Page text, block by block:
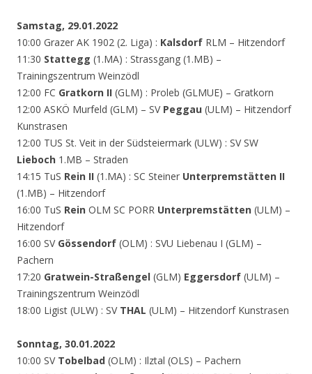
Samstag, 29.01.2022
10:00 Grazer AK 1902 (2. Liga) : Kalsdorf RLM – Hitzendorf
11:30 Stattegg (1.MA) : Strassgang (1.MB) –
Trainingszentrum Weinzödl
12:00 FC Gratkorn II (GLM) : Proleb (GLMUE) – Gratkorn
12:00 ASKÖ Murfeld (GLM) – SV Peggau (ULM) – Hitzendorf
Kunstrasen
12:00 TUS St. Veit in der Südsteiermark (ULW) : SV SW
Lieboch 1.MB – Straden
14:15 TuS Rein II (1.MA) : SC Steiner Unterpremstätten II
(1.MB) – Hitzendorf
16:00 TuS Rein OLM SC PORR Unterpremstätten (ULM) –
Hitzendorf
16:00 SV Gössendorf (OLM) : SVU Liebenau I (GLM) –
Pachern
17:20 Gratwein-Straßengel (GLM) Eggersdorf (ULM) –
Trainingszentrum Weinzödl
18:00 Ligist (ULW) : SV THAL (ULM) – Hitzendorf Kunstrasen
Sonntag, 30.01.2022
10:00 SV Tobelbad (OLM) : Ilztal (OLS) – Pachern